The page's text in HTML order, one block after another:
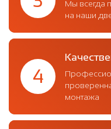
Мы всегда
на наши
4
монтажа